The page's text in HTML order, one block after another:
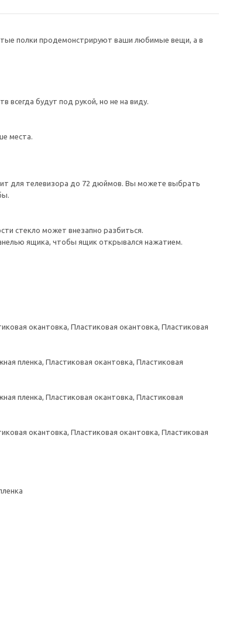
полки продемонстрируют ваши любимые вещи, а в
всегда будут под рукой, но не на виду.
места.
для телевизора до 72 дюймов. Вы можете выбрать
стекло может внезапно разбиться.
ящика, чтобы ящик открывался нажатием.
окантовка, Пластиковая окантовка, Пластиковая
пленка, Пластиковая окантовка, Пластиковая
пленка, Пластиковая окантовка, Пластиковая
окантовка, Пластиковая окантовка, Пластиковая